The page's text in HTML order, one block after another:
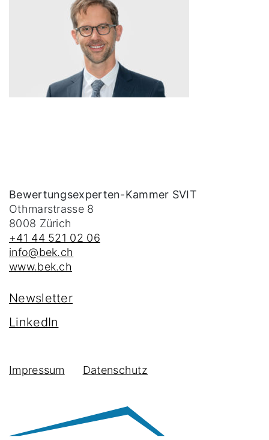
Bewertungsexperten-Kammer SVIT
Othmarstrasse 8
8008 Zürich
+41 44 521 02 06
info@bek.ch
www.bek.ch
Newsletter
LinkedIn
Impressum Datenschutz